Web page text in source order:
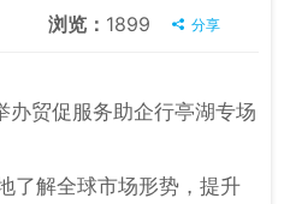
浏览： 1899 分享
办贸促服务助企行亭湖专场
了解全球市场形势，提升